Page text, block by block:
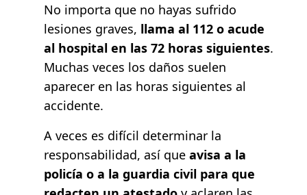
No importa que no hayas sufrido
lesiones graves, llama al 112 o acude
al hospital en las 72 horas siguientes.
Muchas veces los daños suelen
aparecer en las horas siguientes al
accidente.
A veces es difícil determinar la
responsabilidad, así que avisa a la
policía o a la guardia civil para que